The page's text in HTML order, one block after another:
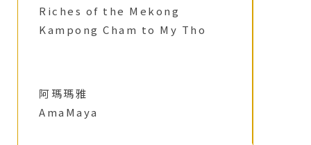
Riches of the Mekong
Kampong Cham to My Tho
阿瑪瑪雅
AmaMaya